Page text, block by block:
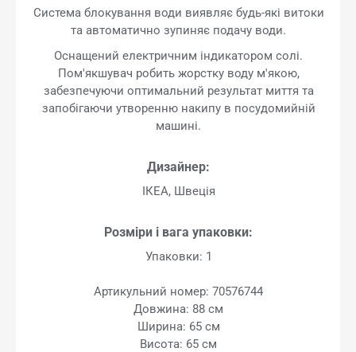
Система блокування води виявляє будь-які витоки
та автоматично зупиняє подачу води.
Оснащений електричним індикатором солі.
Пом'якшувач робить жорстку воду м'якою,
забезпечуючи оптимальний результат миття та
запобігаючи утворенню накипу в посудомийній
машині.
Дизайнер:
ІКЕА, Швеція
Розміри і вага упаковки:
Упаковки: 1
Артикульний номер: 70576744
Довжина: 88 см
Ширина: 65 см
Висота: 65 см